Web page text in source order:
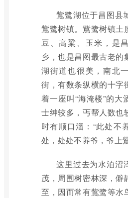
鴜鹭湖位于昌图县
鴜鹭树镇。鴜鹭树镇土
豆、高粱、玉米，是
乡，也是昌图最古老的
湖街道也很美，南北
街，有数条纵横的十字
着一座叫“海淹楼”的大
士绅较多，丐帮人数也
时有顺口溜：“此处不
处，处处不养爷，爷上鴜
这里过去为水泊沼
茂，周围树密林深，僻
至，因而常有鴜鹭等水